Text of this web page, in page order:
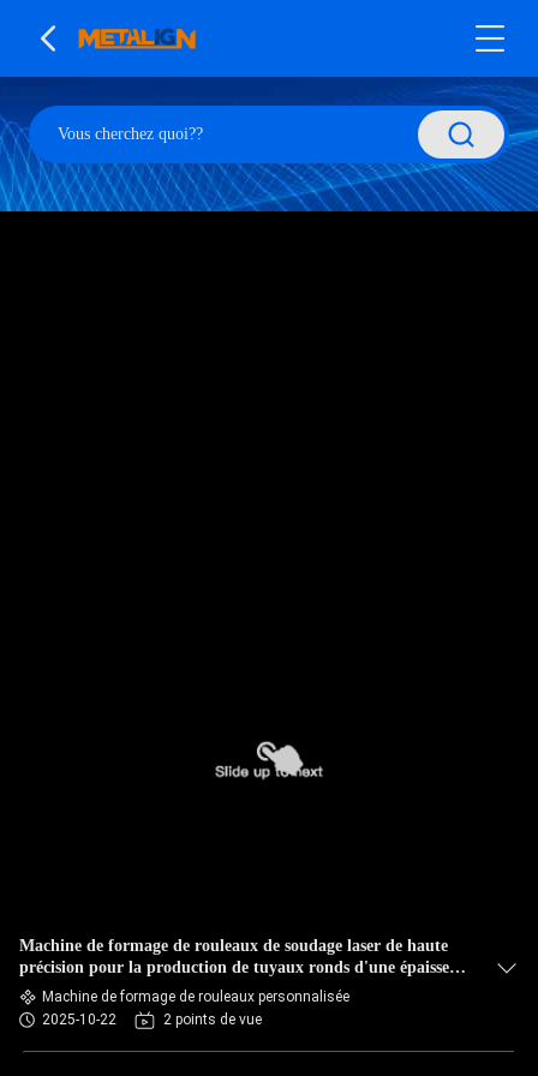
Machine de formage de rouleaux de soudage laser de haute
précision pour la production de tuyaux ronds d'une épaisseur
de 1 mm
Machine de formage de rouleaux personnalisée
2025-10-22
2 points de vue